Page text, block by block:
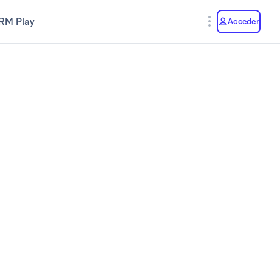
Play Acceder